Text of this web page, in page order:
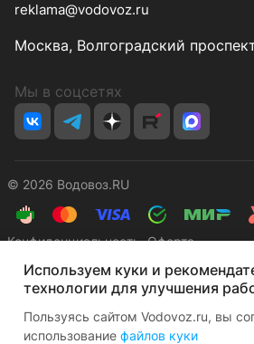
reklama@vodovoz.ru
Москва, Волгоградский
Мы в соцсетях
© 2026 Водовоз.RU
КонфиденциальностьОферта
Используем куки и
технологии для улучшения
Пользуясь сайтом Vodovoz.ru, вы
использование файлов куки